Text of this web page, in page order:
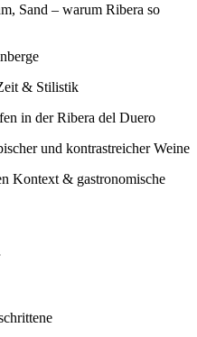
Sand – warum Ribera so
& Stilistik
in der Ribera del Duero
und kontrastreicher Weine
Kontext & gastronomische